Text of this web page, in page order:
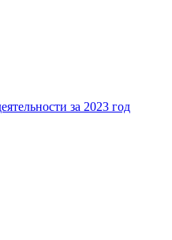
за 2023 год